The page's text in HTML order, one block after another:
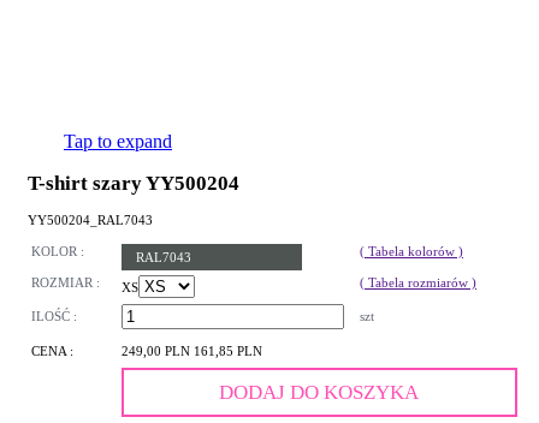
Tap to expand
T-shirt szary YY500204
YY500204_RAL7043
KOLOR : RAL7043 ( Tabela kolorów )
ROZMIAR : XS ( Tabela rozmiarów )
ILOŚĆ : szt
CENA : 249,00 PLN 161,85 PLN
DODAJ DO KOSZYKA